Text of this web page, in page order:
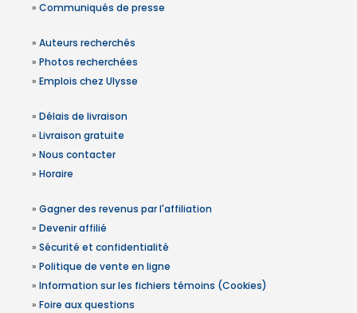
» Communiqués de presse
» Auteurs recherchés
» Photos recherchées
» Emplois chez Ulysse
» Délais de livraison
» Livraison gratuite
» Nous contacter
» Horaire
» Gagner des revenus par l'affiliation
» Devenir affilié
» Sécurité et confidentialité
» Politique de vente en ligne
» Information sur les fichiers témoins (Cookies)
» Foire aux questions